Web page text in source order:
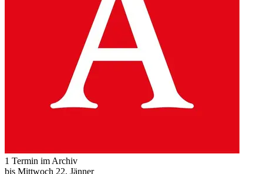
1 Termin im Archiv
bis Mittwoch 22. Jänner